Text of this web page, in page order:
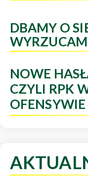
DBAMY O
NOWE
CZYLI RPK